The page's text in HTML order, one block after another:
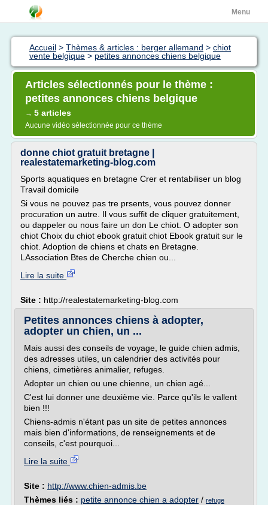
Menu
Accueil > Thèmes & articles : berger allemand > chiot
vente belgique > petites annonces chiens belgique
Articles sélectionnés pour le thème :
petites annonces chiens belgique
→ 5 articles
Aucune vidéo sélectionnée pour ce thème
donne chiot gratuit bretagne |
realestatemarketing-blog.com
Sports aquatiques en bretagne Crer et rentabiliser un blog
Travail domicile
Si vous ne pouvez pas tre prsents, vous pouvez donner
procuration un autre. Il vous suffit de cliquer gratuitement,
ou dappeler ou nous faire un don Le chiot. O adopter son
chiot Choix du chiot ebook gratuit chiot Ebook gratuit sur le
chiot. Adoption de chiens et chats en Bretagne.
LAssociation Btes de Cherche chien ou...
Lire la suite
Site : http://realestatemarketing-blog.com
Petites annonces chiens à adopter,
adopter un chien, un ...
Mais aussi des conseils de voyage, le guide chien admis,
des adresses utiles, un calendrier des activités pour
chiens, cimetières animalier, refuges.
Adopter un chien ou une chienne, un chien agé...
C'est lui donner une deuxième vie. Parce qu'ils le vallent
bien !!!
Chiens-admis n'étant pas un site de petites annonces
mais bien d'informations, de renseignements et de
conseils, c'est pourquoi...
Lire la suite
Site : http://www.chien-admis.be
Thèmes liés : petite annonce chien a adopter / refuge